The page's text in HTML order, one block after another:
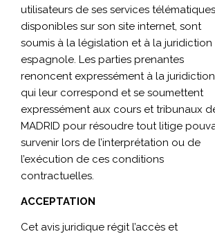
utilisateurs de ses services
disponibles sur son site internet, sont
soumis à la législation et à la juridiction
espagnole. Les parties prenantes
renoncent expressément à la juridiction
qui leur correspond et se soumettent
expressément aux cours et tribunaux
MADRID pour résoudre tout litige
survenir lors de l’interprétation ou de
l’exécution de ces conditions
contractuelles.
ACCEPTATION
Cet avis juridique régit l’accès et